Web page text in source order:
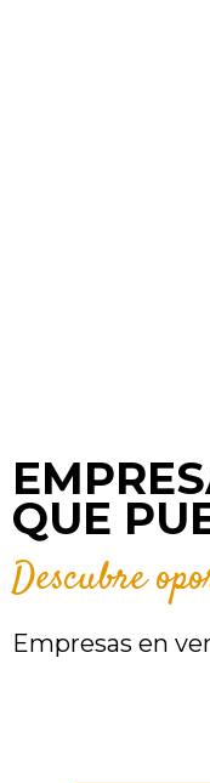
QUE
Descubre
Empresas en